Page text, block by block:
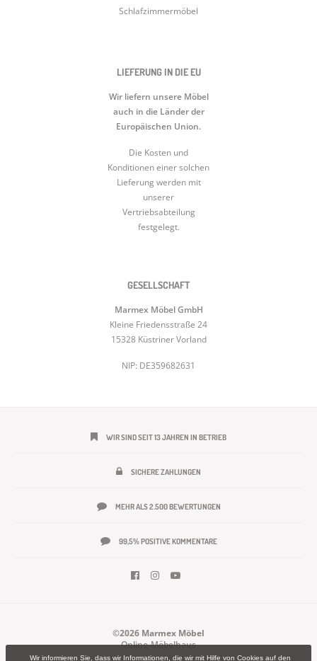
Schlafzimmermöbel
LIEFERUNG IN DIE EU
Wir liefern unsere Möbel
auch in die Länder der
Europäischen Union.
Die Kosten und
Konditionen einer solchen
Lieferung werden mit
unserer
Vertriebsabteilung
festgelegt.
GESELLSCHAFT
Marmex Möbel GmbH
Kleine Friedensstraße 24
15328 Küstriner Vorland
NIP: DE359682631
WIR SIND SEIT 13 JAHREN IN BETRIEB
SICHERE ZAHLUNGEN
MEHR ALS 2.500 BEWERTUNGEN
99,5% POSITIVE KOMMENTARE
©2026 Marmex Möbel
Online-Möbelhaus
Wir informieren Sie, dass wir Informationen, die wir mit Hilfe von Cookies auf den